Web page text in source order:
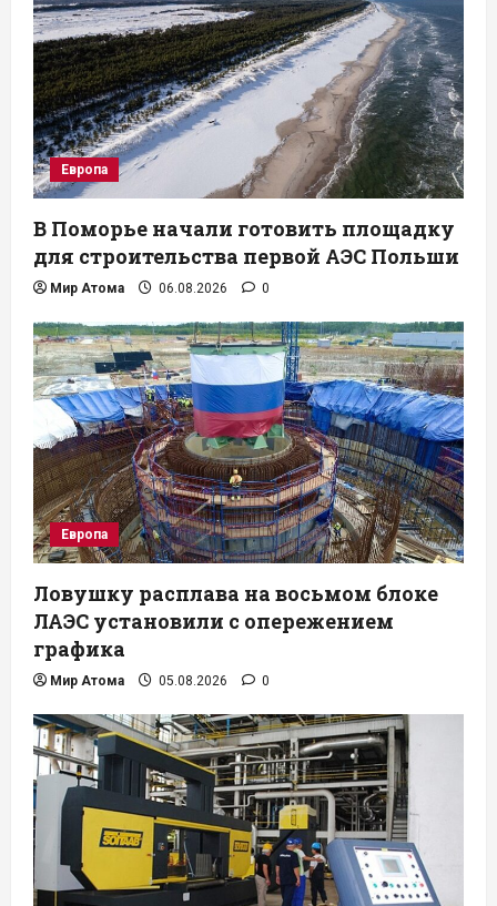
Европа
В Поморье начали готовить площадку
для строительства первой АЭС Польши
Мир Атома 06.08.2026 0
Европа
Ловушку расплава на восьмом блоке
ЛАЭС установили с опережением
графика
Мир Атома 05.08.2026 0